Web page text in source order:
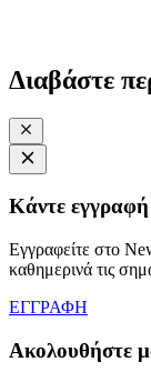
Διαβάστε
Κάντε
Εγγραφείτε στο
καθημερινά τις
ΕΓΓΡΑΦΗ
Ακολουθήστε